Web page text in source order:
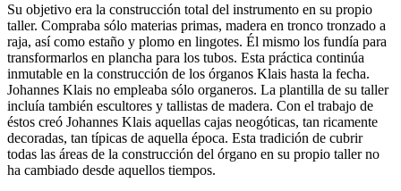
Su objetivo era la construcción total del instrumento en su propio
taller. Compraba sólo materias primas, madera en tronco tronzado a
raja, así como estaño y plomo en lingotes. Él mismo los fundía para
transformarlos en plancha para los tubos. Esta práctica continúa
inmutable en la construcción de los órganos Klais hasta la fecha.
Johannes Klais no empleaba sólo organeros. La plantilla de su taller
incluía también escultores y tallistas de madera. Con el trabajo de
éstos creó Johannes Klais aquellas cajas neogóticas, tan ricamente
decoradas, tan típicas de aquella época. Esta tradición de cubrir
todas las áreas de la construcción del órgano en su propio taller no
ha cambiado desde aquellos tiempos.